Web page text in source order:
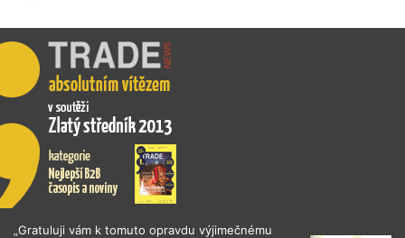
„Gratuluji vám k tomuto opravdu výjimečnému